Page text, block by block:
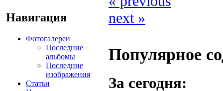
Навигация
Фотогалереи
Последние
альбомы
Последние
изображения
Статьи
next »
Популярное
За сегодня: